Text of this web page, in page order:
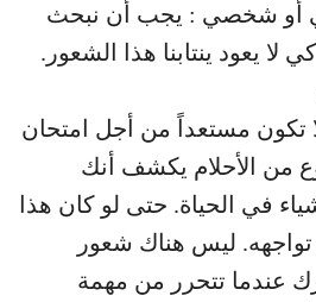
أو شخصي : يجب أن نبحث
لا يعود ينتابنا هذا الشعور.
تكون مستعداً من أجل امتحان
من الأحلام يكشف أنك
في الحياة. حتى لو كان هذا
ليس هناك شعور
عندما تتحرر من مهمة